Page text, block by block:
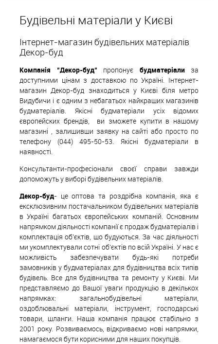
В вибране Під замовлення
Будівельні матеріали у Києві
Інтернет-магазин будівельних матеріалів
Декор-буд
Компанія "Декор-буд" пропонує будматеріализа
доступними цінам з доставкою по Україні. Інтернет-
магазин Декор-буд знаходиться у Києві біля метро
Видубичи і є одним з небагатьох найкращих магазинів
будматеріалів. Якісні будматеріали усіх відомих
європейских брендів, ви зможете купити в нашому
магазині , залишивши заявку на сайті або просто по
телефону (044) 495-50-53. Якісні будматеріали в
наявності.
Консультанти-професіонали своєї справи завжди
допоможуть у виборі будівельних матеріалів.
Декор-буд- це оптова та роздрібна компанія, яка є
ексклюзивним постачальником будівельних матеріалів
в Україні багатьох європейських компаній. Основним
напрямком діяльності компанії є продаж будматеріалів і
комплектація об'єктів, що будуються. За час діяльності
ми укомплектували сотні об'єктів по всій Україні. У нас є
можливість забезпечувати будь-які потреби
замовників у будматеріалах для будівництва всіх типів
будівель. Все для будівництва та ремонту у Києві. Ми
представляємо до Вашої уваги продукцію в декількох
напрямках: загальнобудівельні матеріали,
оздоблювальні матеріали, інструмент, господарські
товари, шланги. Наша компанія працює стабільно з
2001 року. Розвиваємось, відкриваємо нові напрямки,
намагаємося бути корисними для наших покупців.